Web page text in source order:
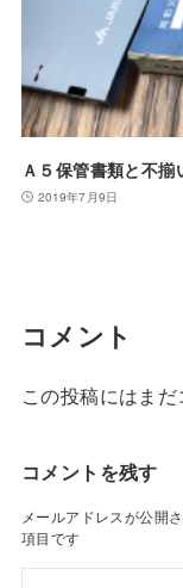
Ａ５保管書類と不
2019年7月9日
コメント
この投稿にはまだ
コメントを残す
メールアドレスが公開
項目です